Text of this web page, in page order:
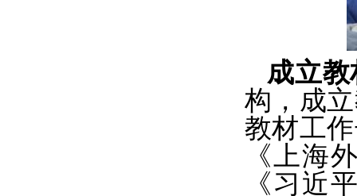
成立
构，成
教材工
《上海
《习近